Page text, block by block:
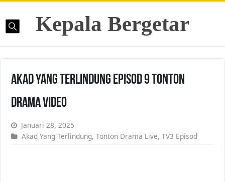
Kepala Bergetar
Akad Yang Terlindung Episod 9 Tonton
Drama Video
Januari 28, 2025
Akad Yang Terlindung,Tonton Drama Live,TV3 Episod